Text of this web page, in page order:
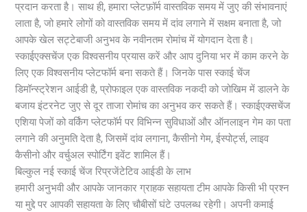
प्रदान करता है। साथ ही, हमारा प्लेटफ़ॉर्म वास्तविक समय में जुए की संभावनाएं
लाता है, जो हमारे लोगों को वास्तविक समय में दांव लगाने में सक्षम बनाता है, जो
आपके खेल सट्टेबाजी अनुभव के नवीनतम रोमांच में योगदान देता है।
स्काईएक्सचेंज एक विश्वसनीय प्रयास करें और आप दुनिया भर में काम करने के
लिए एक विश्वसनीय प्लेटफॉर्म बना सकते हैं। जिनके पास स्काई चेंज
डिमॉन्स्ट्रेशन आईडी है, प्रोफाइल एक वास्तविक नकदी को जोखिम में डालने के
बजाय इंटरनेट जुए से दूर ताजा रोमांच का अनुभव कर सकते हैं। स्काईएक्सचेंज
एशिया पेजों को वर्किंग प्लेटफॉर्म पर विभिन्न सुविधाओं और ऑनलाइन गेम का पता
लगाने की अनुमति देता है, जिसमें दांव लगाना, कैसीनो गेम, ईस्पोर्ट्स, लाइव
कैसीनो और वर्चुअल स्पोर्टिंग इवेंट शामिल हैं।
बिल्कुल नई स्काई चेंज रिप्रजेंटेटिव आईडी के लाभ
हमारी अनुभवी और आपके जानकार ग्राहक सहायता टीम आपके किसी भी प्रश्न
या मुद्दे पर आपकी सहायता के लिए चौबीसों घंटे उपलब्ध रहेगी। अपनी कमाई